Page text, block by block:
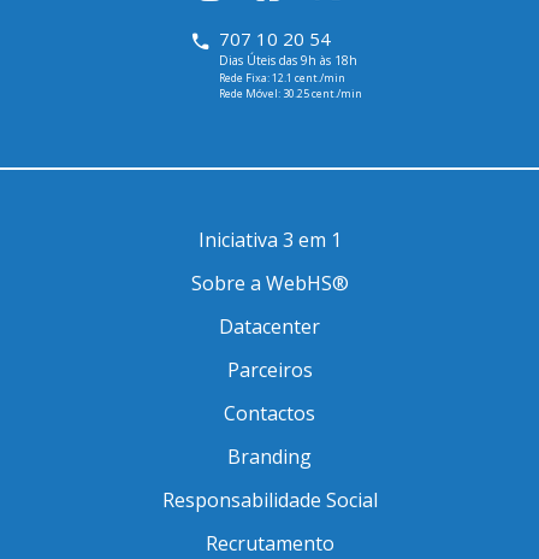
707 10 20 54
Dias Úteis das 9h às 18h
Rede Fixa: 12.1 cent./min
Rede Móvel: 30.25 cent./min
Iniciativa 3 em 1
Sobre a WebHS®
Datacenter
Parceiros
Contactos
Branding
Responsabilidade Social
Recrutamento